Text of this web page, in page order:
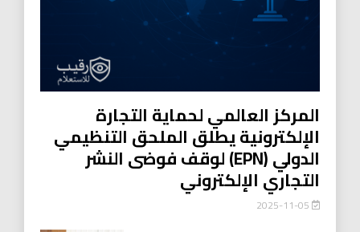
المركز العالمي لحماية التجارة
الإلكترونية يطلق الملحق التنظيمي
الدولي (EPN) لوقف فوضى النشر
التجاري الإلكتروني